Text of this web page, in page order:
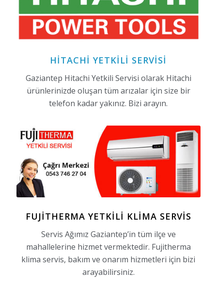
HITACHI YETKILI SERVISI
Gaziantep Hitachi Yetkili Servisi olarak Hitachi
ürünlerinizde oluşan tüm arızalar için size bir
telefon kadar yakınız. Bizi arayın.
FUJITHERMA YETKILI KLIMA SERVIS
Servis Ağımız Gaziantep’in tüm ilçe ve
mahallelerine hizmet vermektedir. Fujitherma
klima servis, bakım ve onarım hizmetleri için bizi
arayabilirsiniz.